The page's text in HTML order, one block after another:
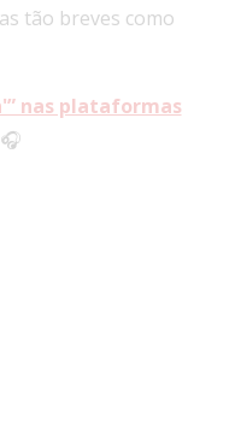
tão breves como
nas plataformas
🎧